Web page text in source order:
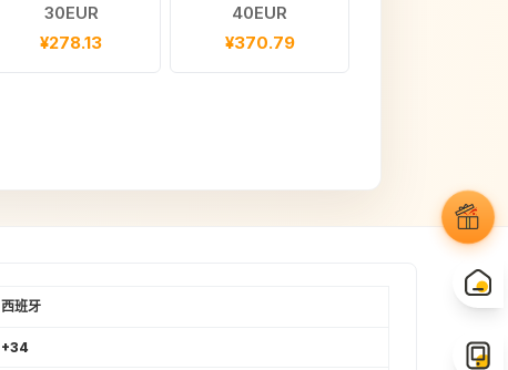
30EUR
¥278.13
40EUR
¥370.79
西班牙
+34